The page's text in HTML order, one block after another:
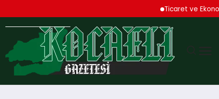
Ticaret ve Ekonomik